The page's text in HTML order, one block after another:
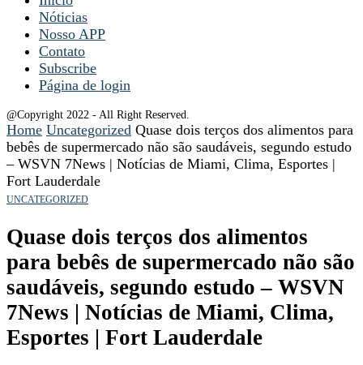
Nóticias
Nosso APP
Contato
Subscribe
Página de login
@Copyright 2022 - All Right Reserved.
Home Uncategorized Quase dois terços dos alimentos para
bebês de supermercado não são saudáveis, segundo estudo
– WSVN 7News | Notícias de Miami, Clima, Esportes |
Fort Lauderdale
UNCATEGORIZED
Quase dois terços dos alimentos
para bebês de supermercado não são
saudáveis, segundo estudo – WSVN
7News | Notícias de Miami, Clima,
Esportes | Fort Lauderdale